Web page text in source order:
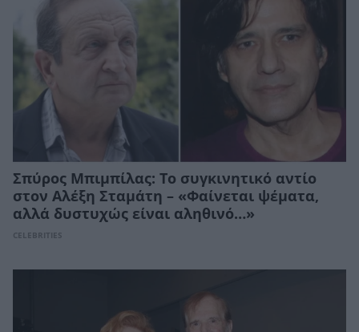
Σπύρος Μπιμπίλας: Το συγκινητικό αντίο
στον Αλέξη Σταμάτη – «Φαίνεται ψέματα,
αλλά δυστυχώς είναι αληθινό…»
CELEBRITIES